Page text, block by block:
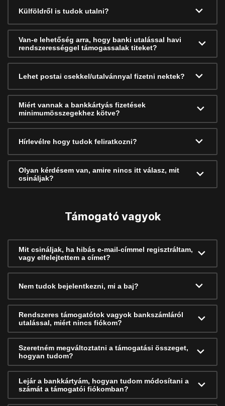
Külföldről is tudok utalni?
Van-e lehetőség arra, hogy banki utalással havi
rendszerességgel támogassalak titeket?
Lehet postai csekkel/utalvánnyal fizetni nektek?
Miért vannak a bankkártyás fizetések
minimumösszegekhez kötve?
Hírlevélre hogy tudok feliratkozni?
Olyan kérdésem van, amire nincs itt válasz, mit
csináljak?
Támogató vagyok
Mit csináljak, ha hibás e-mail-címmel regisztráltam,
vagy elfelejtettem a címet?
Nem tudok bejelentkezni, mi a baj?
Rendszeres támogatótok vagyok bankszámláról
utalással, miért nincs fiókom?
Szeretném megváltoztatni a támogatási összeget,
hogyan tudom?
Lejár a bankkártyám, hogyan tudom módosítani a
számát a támogatói fiókomban?